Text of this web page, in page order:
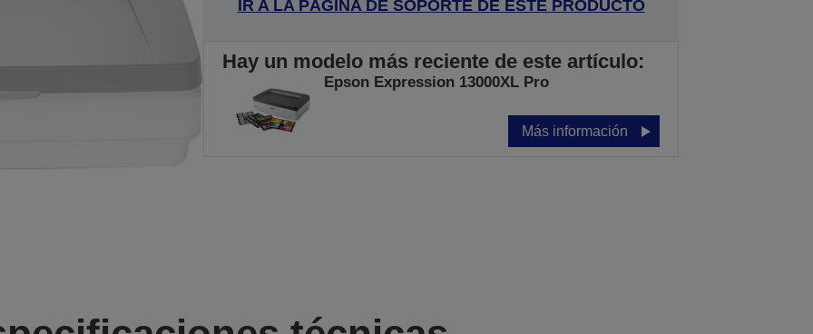
IR A LA PÁGINA DE SOPORTE DE ESTE PRODUCTO
Hay un modelo más reciente de este artículo:
Epson Expression 13000XL Pro
Más información